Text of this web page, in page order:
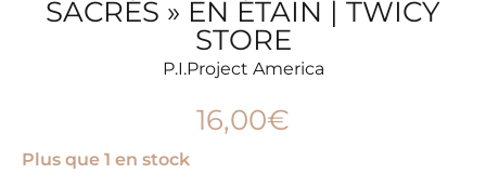
SACRÉS » EN ÉTAIN | TWICY
STORE
P.I.Project America
16,00€
Plus que 1 en stock